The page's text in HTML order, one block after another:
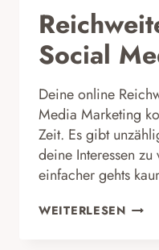
Social
Deine online
Media Marketing
Zeit. Es gibt
deine Interessen
einfacher gehts
WEITERLESEN